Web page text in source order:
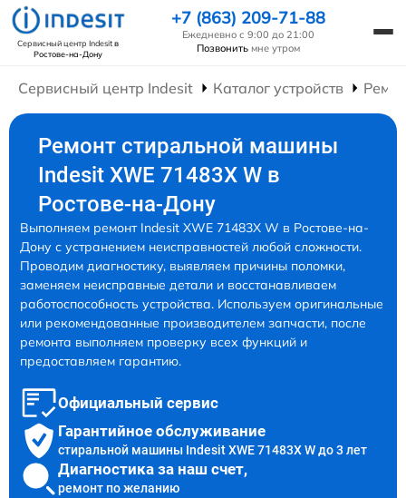
Сервисный центр Indesitв
Ростове-на-Дону
+7 (863) 209-71-88
Ежедневно с 9:00 до 21:00
Позвонить мне утром
Сервисный центр Indesit Каталог устройств
Ремонт стиральной машины
Indesit XWE 71483X W в
Ростове-на-Дону
Выполняем ремонт Indesit XWE 71483X W в Ростове-на-
Дону с устранением неисправностей любой сложности.
Проводим диагностику, выявляем причины поломки,
заменяем неисправные детали и восстанавливаем
работоспособность устройства. Используем оригинальные
или рекомендованные производителем запчасти, после
ремонта выполняем проверку всех функций и
предоставляем гарантию.
Официальный сервис
Гарантийное обслуживание
стиральной машины Indesit XWE 71483X W до 3 лет
Диагностика за наш счет,
ремонт по желанию